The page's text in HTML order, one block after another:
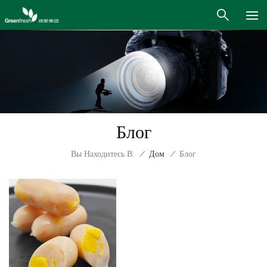
Блог
Вы Находитесь В: / Дом / Блог